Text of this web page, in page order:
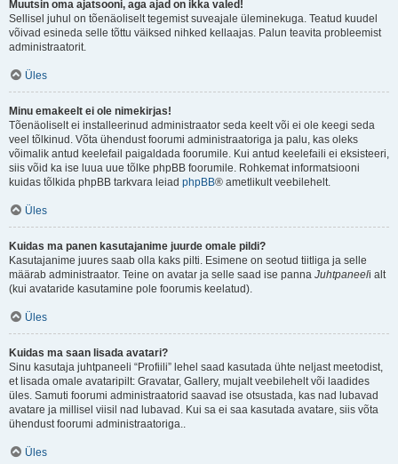
Muutsin oma ajatsooni, aga ajad on ikka valed!
Sellisel juhul on tõenäoliselt tegemist suveajale üleminekuga. Teatud kuudel
võivad esineda selle tõttu väiksed nihked kellaajas. Palun teavita probleemist
administraatorit.
Üles
Minu emakeelt ei ole nimekirjas!
Tõenäoliselt ei installeerinud administraator seda keelt või ei ole keegi seda
veel tõlkinud. Võta ühendust foorumi administraatoriga ja palu, kas oleks
võimalik antud keelefail paigaldada foorumile. Kui antud keelefaili ei eksisteeri,
siis võid ka ise luua uue tõlke phpBB foorumile. Rohkemat informatsiooni
kuidas tõlkida phpBB tarkvara leiad phpBB® ametlikult veebilehelt.
Üles
Kuidas ma panen kasutajanime juurde omale pildi?
Kasutajanime juures saab olla kaks pilti. Esimene on seotud tiitliga ja selle
määrab administraator. Teine on avatar ja selle saad ise panna Juhtpaneeli alt
(kui avataride kasutamine pole foorumis keelatud).
Üles
Kuidas ma saan lisada avatari?
Sinu kasutaja juhtpaneeli “Profiili” lehel saad kasutada ühte neljast meetodist,
et lisada omale avataripilt: Gravatar, Gallery, mujalt veebilehelt või laadides
üles. Samuti foorumi administraatorid saavad ise otsustada, kas nad lubavad
avatare ja millisel viisil nad lubavad. Kui sa ei saa kasutada avatare, siis võta
ühendust foorumi administraatoriga..
Üles